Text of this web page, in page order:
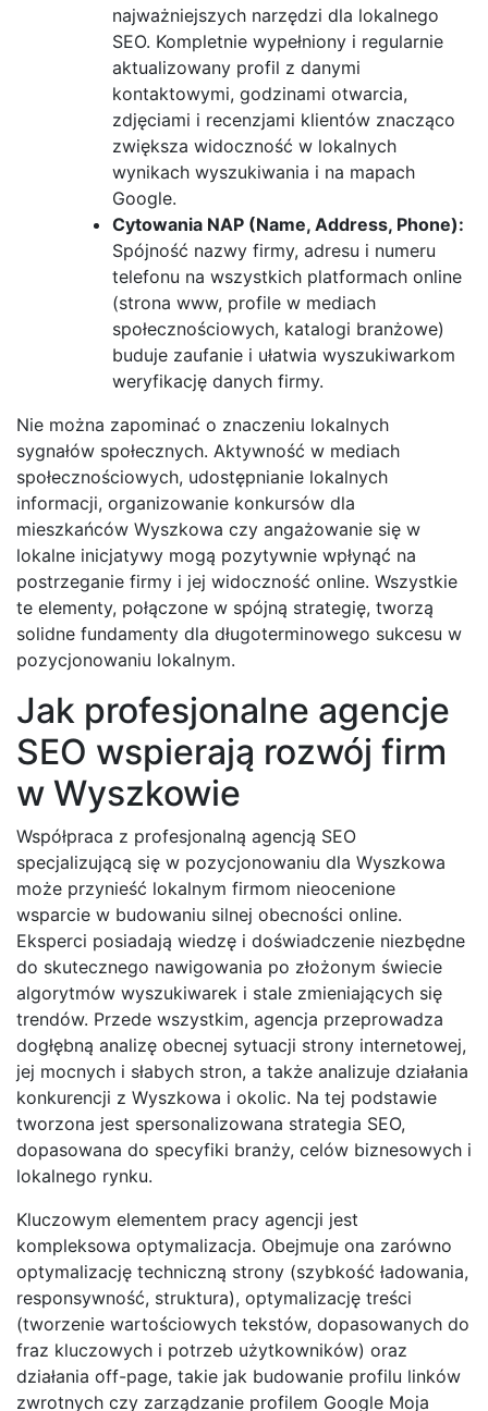
najważniejszych narzędzi dla lokalnego
SEO. Kompletnie wypełniony i regularnie
aktualizowany profil z danymi
kontaktowymi, godzinami otwarcia,
zdjęciami i recenzjami klientów znacząco
zwiększa widoczność w lokalnych
wynikach wyszukiwania i na mapach
Google.
Cytowania NAP (Name, Address, Phone):
Spójność nazwy firmy, adresu i numeru
telefonu na wszystkich platformach online
(strona www, profile w mediach
społecznościowych, katalogi branżowe)
buduje zaufanie i ułatwia wyszukiwarkom
weryfikację danych firmy.
Nie można zapominać o znaczeniu lokalnych
sygnałów społecznych. Aktywność w mediach
społecznościowych, udostępnianie lokalnych
informacji, organizowanie konkursów dla
mieszkańców Wyszkowa czy angażowanie się w
lokalne inicjatywy mogą pozytywnie wpłynąć na
postrzeganie firmy i jej widoczność online. Wszystkie
te elementy, połączone w spójną strategię, tworzą
solidne fundamenty dla długoterminowego sukcesu w
pozycjonowaniu lokalnym.
Jak profesjonalne agencje
SEO wspierają rozwój firm
w Wyszkowie
Współpraca z profesjonalną agencją SEO
specjalizującą się w pozycjonowaniu dla Wyszkowa
może przynieść lokalnym firmom nieocenione
wsparcie w budowaniu silnej obecności online.
Eksperci posiadają wiedzę i doświadczenie niezbędne
do skutecznego nawigowania po złożonym świecie
algorytmów wyszukiwarek i stale zmieniających się
trendów. Przede wszystkim, agencja przeprowadza
dogłębną analizę obecnej sytuacji strony internetowej,
jej mocnych i słabych stron, a także analizuje działania
konkurencji z Wyszkowa i okolic. Na tej podstawie
tworzona jest spersonalizowana strategia SEO,
dopasowana do specyfiki branży, celów biznesowych i
lokalnego rynku.
Kluczowym elementem pracy agencji jest
kompleksowa optymalizacja. Obejmuje ona zarówno
optymalizację techniczną strony (szybkość ładowania,
responsywność, struktura), optymalizację treści
(tworzenie wartościowych tekstów, dopasowanych do
fraz kluczowych i potrzeb użytkowników) oraz
działania off-page, takie jak budowanie profilu linków
zwrotnych czy zarządzanie profilem Google Moja